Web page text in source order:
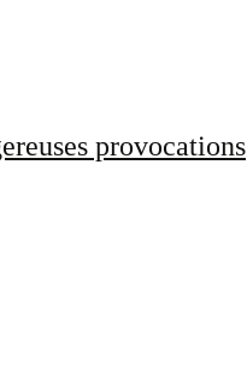
provocations